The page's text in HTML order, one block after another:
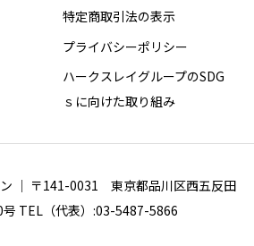
特定商取引法の表示
プライバシーポリシー
ハークスレイグループのSDG
ｓに向けた取り組み
｜ 〒141-0031 東京都品川区西五反田
TEL（代表）:03-5487-5866